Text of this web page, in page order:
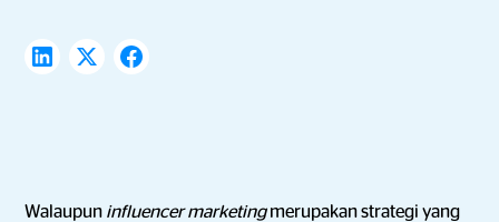
Walaupun influencer marketingmerupakan strategi yang